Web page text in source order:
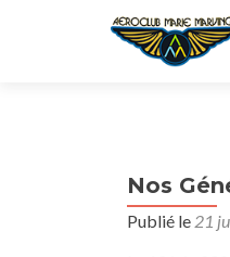
Nos
Publié le 21